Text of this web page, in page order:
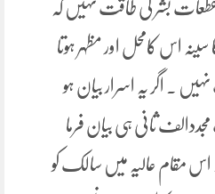
بشر کی طاقت نہیں کہ
اس کامحل اور مظہر ہوتا
۔ اگر یہ اسرار بیان ہو
ثانی ہی بیان فرما
مقام عالیہ میں سالک کو